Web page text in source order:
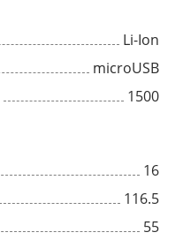
Li-Ion
microUSB
1500
16
116.5
55